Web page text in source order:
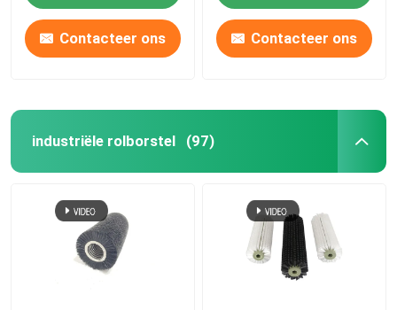
Contacteer ons Contacteer ons
industriële rolborstel (97)